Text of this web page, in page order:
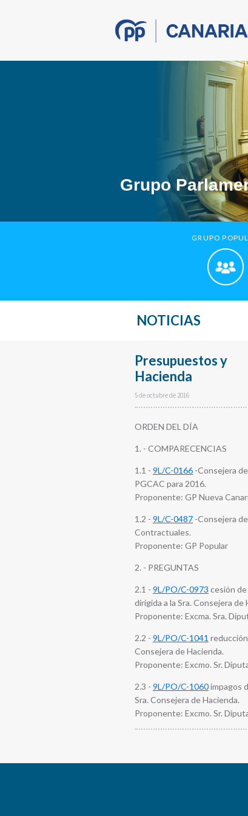
Grupo
GRUPO
NOTICIAS
Presupuestos y
Hacienda
5 de octubre de 2016
ORDEN DEL DÍA
1. - COMPARECENCIAS
1.1 - 9L/C-0166 -Consejera
PGCAC para 2016.
Proponente: GP Nueva
1.2 - 9L/C-0487 -Consejera
Contractuales.
Proponente: GP Popular
2. - PREGUNTAS
2.1 - 9L/PO/C-0973 cesión
dirigida a la Sra. Consejera de
Proponente: Excma. Sra.
2.2 - 9L/PO/C-1041
Consejera de Hacienda.
Proponente: Excmo. Sr.
2.3 - 9L/PO/C-1060impagos
Sra. Consejera de Hacienda.
Proponente: Excmo. Sr.